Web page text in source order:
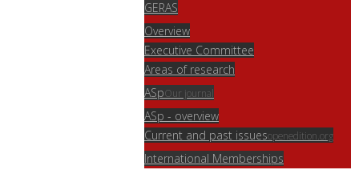
GERAS
Overview
Executive Committee
Areas of research
ASpOur journal
ASp - overview
Current and past issuesopenedition.org
International Memberships